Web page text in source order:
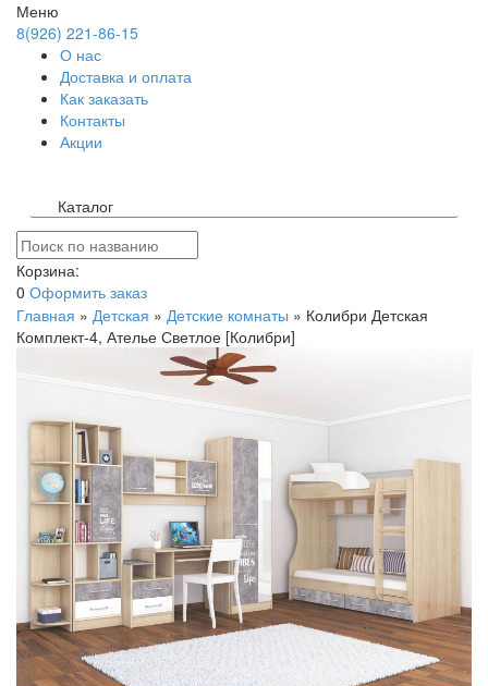
Меню
8(926) 221-86-15
О нас
Доставка и оплата
Как заказать
Контакты
Акции
Каталог
Корзина:
0 Оформить заказ
Главная » Детская » Детские комнаты » Колибри Детская
Комплект-4, Ателье Светлое [Колибри]